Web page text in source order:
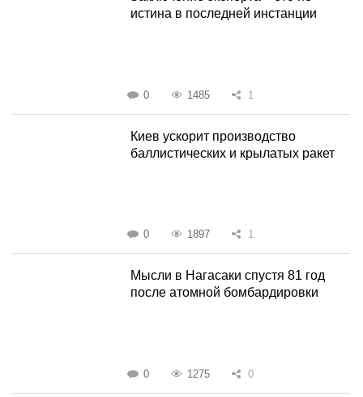
истина в последней инстанции
0 1485 1
Киев ускорит производство
баллистических и крылатых ракет
0 1897 1
Мысли в Нагасаки спустя 81 год
после атомной бомбардировки
0 1275 0